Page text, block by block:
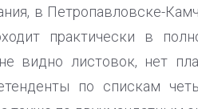
в Петропавловске-
практически в
видно листовок, нет
по спискам